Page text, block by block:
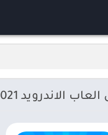
2021 بدون نت مهكرة